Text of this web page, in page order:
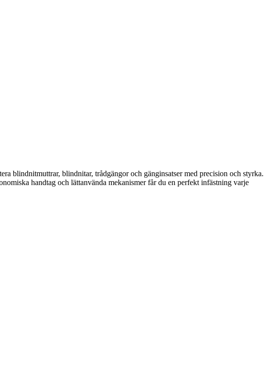
blindnitmuttrar, blindnitar, trådgängor och gänginsatser med precision och styrka.
handtag och lättanvända mekanismer får du en perfekt infästning varje